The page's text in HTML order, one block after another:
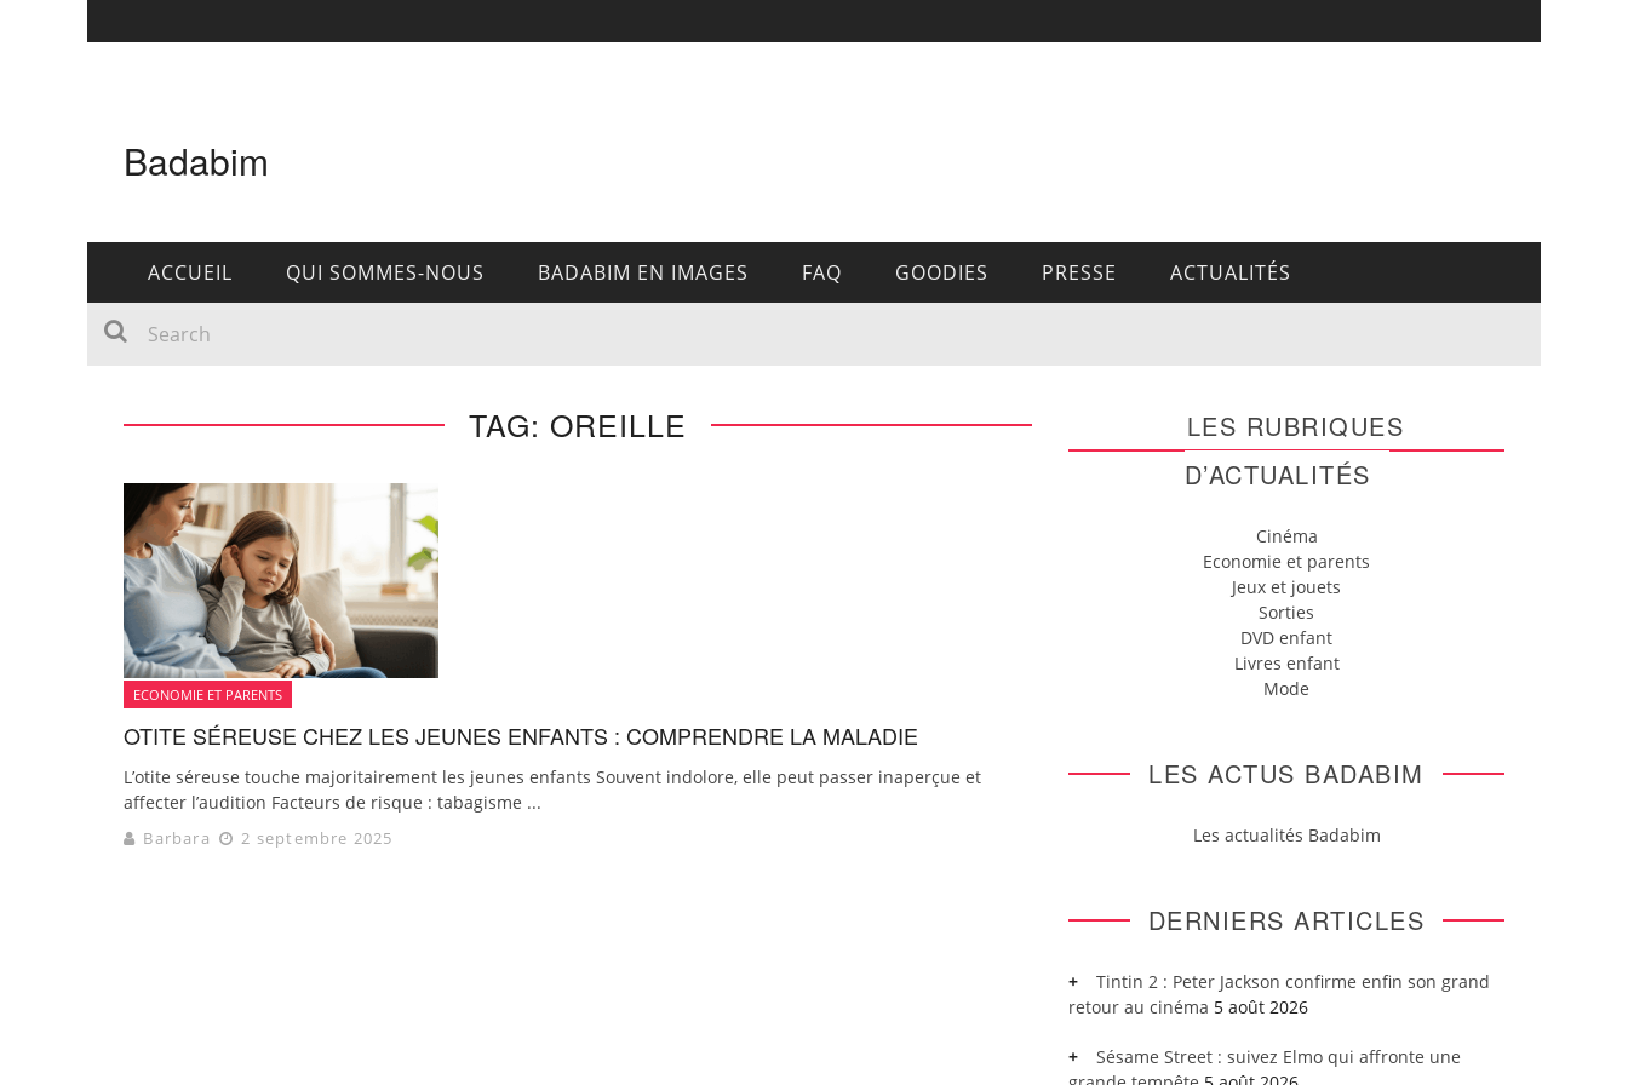
Badabim
ACCUEIL QUI SOMMES-NOUS BADABIM EN IMAGES FAQ GOODIES PRESSE ACTUALITÉS
TAG: OREILLE
ECONOMIE ET PARENTS
OTITE SÉREUSE CHEZ LES JEUNES ENFANTS : COMPRENDRE LA MALADIE
L’otite séreuse touche majoritairement les jeunes enfants Souvent indolore, elle peut passer inaperçue et
affecter l’audition Facteurs de risque : tabagisme ...
Barbara 2 septembre 2025
LES RUBRIQUES
D’ACTUALITÉS
Cinéma
Economie et parents
Jeux et jouets
Sorties
DVD enfant
Livres enfant
Mode
LES ACTUS BADABIM
Les actualités Badabim
DERNIERS ARTICLES
Tintin 2 : Peter Jackson confirme enfin son grand
retour au cinéma 5 août 2026
Sésame Street : suivez Elmo qui affronte une